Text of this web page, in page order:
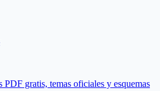
PDF gratis, temas oficiales y esquemas